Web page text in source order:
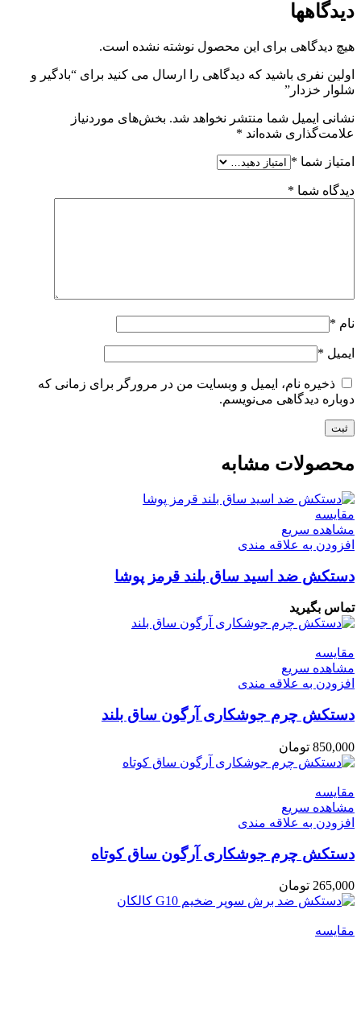
دیدگاهها
هیچ دیدگاهی برای این محصول نوشته نشده است.
اولین نفری باشید که دیدگاهی را ارسال می کنید برای “بادگیر و
شلوار خزدار”
نشانی ایمیل شما منتشر نخواهد شد. بخش‌های موردنیاز
علامت‌گذاری شده‌اند *
امتیاز شما *
دیدگاه شما *
نام *
ایمیل *
ذخیره نام، ایمیل و وبسایت من در مرورگر برای زمانی که
دوباره دیدگاهی می‌نویسم.
محصولات مشابه
مقایسه
مشاهده سریع
افزودن به علاقه مندی
دستکش ضد اسید ساق بلند قرمز پوشا
تماس بگیرید
مقایسه
مشاهده سریع
افزودن به علاقه مندی
دستکش چرم جوشکاری آرگون ساق بلند
850,000 تومان
مقایسه
مشاهده سریع
افزودن به علاقه مندی
دستکش چرم جوشکاری آرگون ساق کوتاه
265,000 تومان
مقایسه